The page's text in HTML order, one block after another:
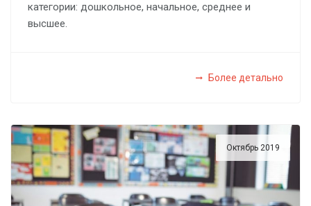
категории: дошкольное, начальное, среднее и
высшее.
Более детально
Октябрь 2019